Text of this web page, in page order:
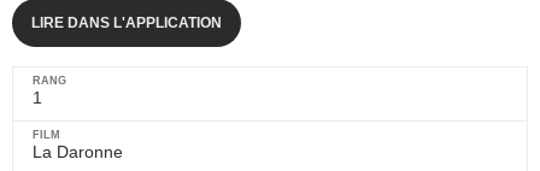
LIRE DANS L'APPLICATION
1
La Daronne